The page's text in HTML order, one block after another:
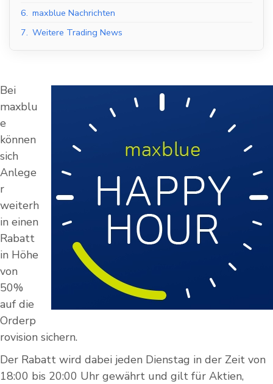
6. maxblue Nachrichten
7. Weitere Trading News
Bei
maxblu
e
können
sich
Anlege
r
weiterh
in einen
Rabatt
in Höhe
von
50%
auf die
Orderp
rovision sichern.
Der Rabatt wird dabei jeden Dienstag in der Zeit von
18:00 bis 20:00 Uhr gewährt und gilt für Aktien,